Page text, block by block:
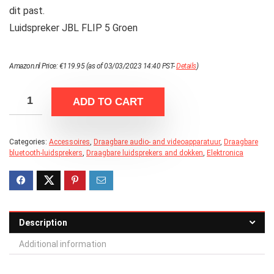
dit past.
Luidspreker JBL FLIP 5 Groen
Amazon.nl Price:€119.95(as of 03/03/2023 14:40 PST-Details)
ADD TO CART
Categories: Accessoires Draagbare audio- and videoapparatuur, Draagbare
bluetooth-luidsprekers Draagbare luidsprekers and dokken Elektronica
Description
Additional information